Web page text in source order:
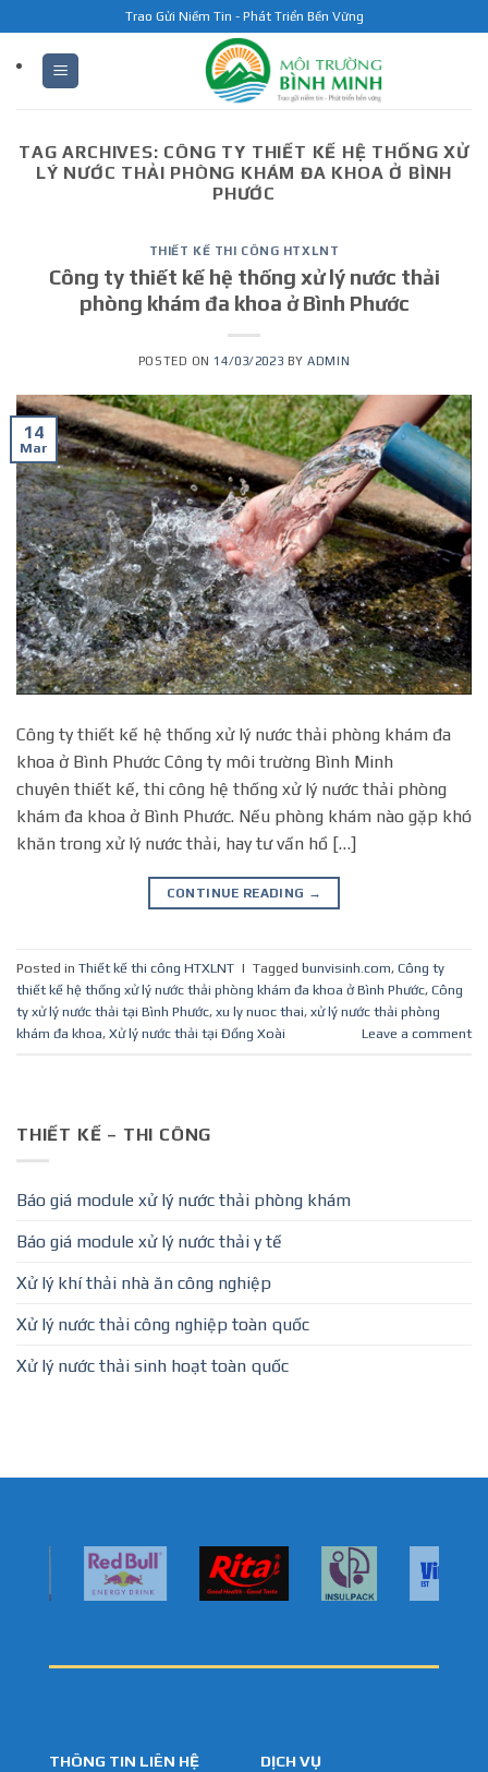
to
content
Trao Gửi Niềm Tin - Phát Triển Bền Vững
TAG ARCHIVES: CÔNG TY THIẾT KẾ HỆ THỐNG XỬ
LÝ NƯỚC THẢI PHÒNG KHÁM ĐA KHOA Ở BÌNH
PHƯỚC
THIẾT KẾ THI CÔNG HTXLNT
Công ty thiết kế hệ thống xử lý nước thải
phòng khám đa khoa ở Bình Phước
POSTED ON 14/03/2023 BYADMIN
14
Mar
Công ty thiết kế hệ thống xử lý nước thải phòng khám đa
khoa ở Bình Phước Công ty môi trường Bình Minh
chuyên thiết kế, thi công hệ thống xử lý nước thải phòng
khám đa khoa ở Bình Phước. Nếu phòng khám nào gặp khó
khăn trong xử lý nước thải, hay tư vấn hồ […]
CONTINUE READING →
Posted in Thiết kế thi công HTXLNT | Tagged bunvisinh.com, Công ty
thiết kế hệ thống xử lý nước thải phòng khám đa khoa ở Bình Phước, Công
ty xử lý nước thải tại Bình Phước, xu ly nuoc thai, xử lý nước thải phòng
khám đa khoa, Xử lý nước thải tại Đồng Xoài Leave a comment
THIẾT KẾ – THI CÔNG
Báo giá module xử lý nước thải phòng khám
Báo giá module xử lý nước thải y tế
Xử lý khí thải nhà ăn công nghiệp
Xử lý nước thải công nghiệp toàn quốc
Xử lý nước thải sinh hoạt toàn quốc
THÔNG TIN LIÊN HỆ
DỊCH VỤ